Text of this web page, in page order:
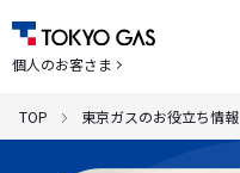
個人のお客さま
TOP 東京ガスのお役立ち情報